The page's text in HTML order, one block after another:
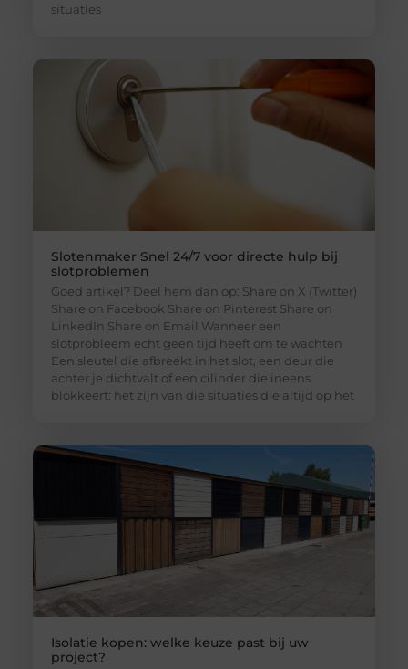
situaties
Slotenmaker Snel 24/7 voor directe hulp bij
slotproblemen
Goed artikel? Deel hem dan op: Share on X (Twitter)
Share on Facebook Share on Pinterest Share on
LinkedIn Share on Email Wanneer een
slotprobleem echt geen tijd heeft om te wachten
Een sleutel die afbreekt in het slot, een deur die
achter je dichtvalt of een cilinder die ineens
blokkeert: het zijn van die situaties die altijd op het
Isolatie kopen: welke keuze past bij uw
project?